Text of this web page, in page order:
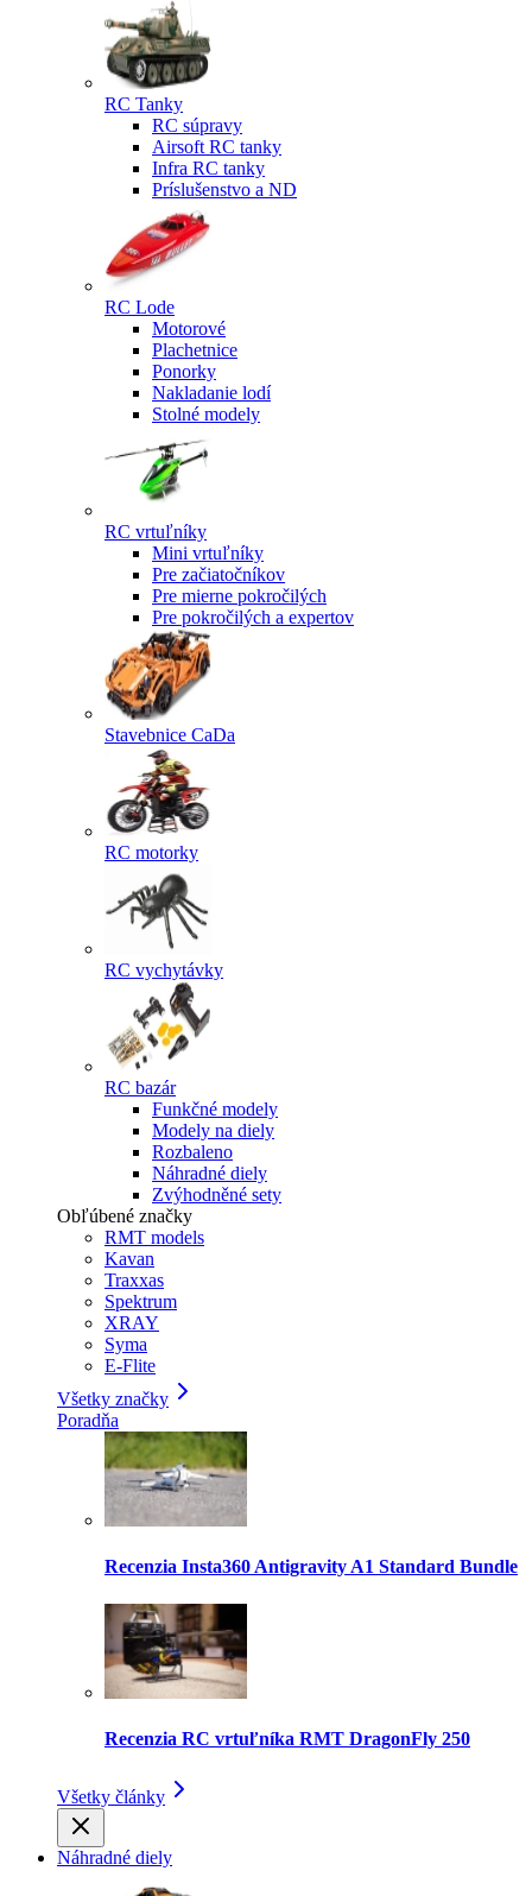
RC Tanky
RC súpravy
Airsoft RC tanky
Infra RC tanky
Príslušenstvo a ND
RC Lode
Motorové
Plachetnice
Ponorky
Nakladanie lodí
Stolné modely
RC vrtuľníky
Mini vrtuľníky
Pre začiatočníkov
Pre mierne pokročilých
Pre pokročilých a expertov
Stavebnice CaDa
RC motorky
RC vychytávky
RC bazár
Funkčné modely
Modely na diely
Rozbaleno
Náhradné diely
Zvýhodněné sety
Obľúbené značky
RMT models
Kavan
Traxxas
Spektrum
XRAY
Syma
E-Flite
Všetky značky
Poradňa
Recenzia Insta360 Antigravity A1 Standard Bundle
Recenzia RC vrtuľníka RMT DragonFly 250
Všetky články
Náhradné diely